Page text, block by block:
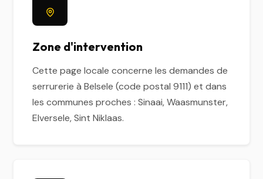
Zone d'intervention
Cette page locale concerne les demandes de
serrurerie à Belsele (code postal 9111) et dans
les communes proches : Sinaai, Waasmunster,
Elversele, Sint Niklaas.